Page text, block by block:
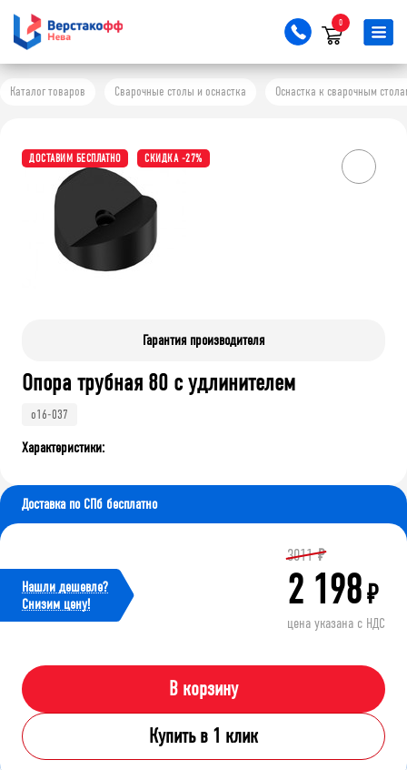
0
Каталог товаров Сварочные столы и оснастка Оснастка к сварочным
ДОСТАВИМ БЕСПЛАТНО СКИДКА -27%
Гарантия производителя
Опора трубная 80 с удлинителем
o16-037
Характеристики:
Доставка по СПб бесплатно
Нашли дешевле?
Cнизим цену!
3011 ₽
2 198₽
цена указана с НДС
В корзину
Купить в 1 клик